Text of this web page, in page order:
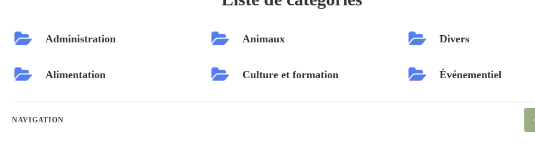
Administration
Alimentation
Animaux
Culture et formation
Divers
Événementiel
NAVIGATION